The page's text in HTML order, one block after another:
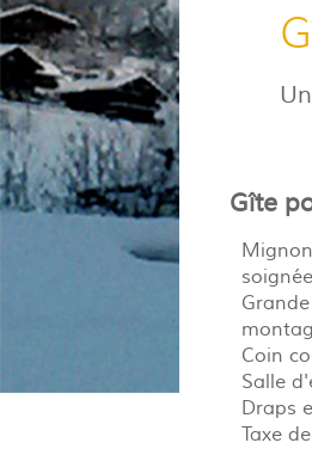
Gîte
Coin
Salle
Draps
Taxe